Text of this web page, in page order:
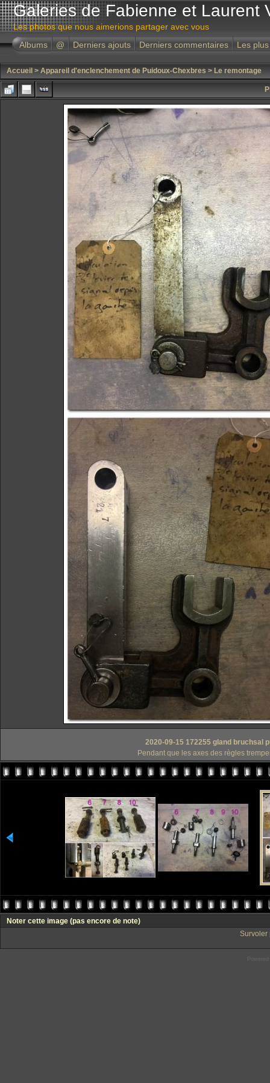
Galeries de Fabienne et Laurent
Les photos que nous aimerions partager avec vous
Albums
@ Derniers ajouts Derniers commentaires Les
Accueil > Appareil d'enclenchement de Puidoux-Chexbres > Le remontage
2020-09-15 172255 gland bruchsal
Pendant que les axes des règles
Noter cette image (pas encore de note)
Survoler